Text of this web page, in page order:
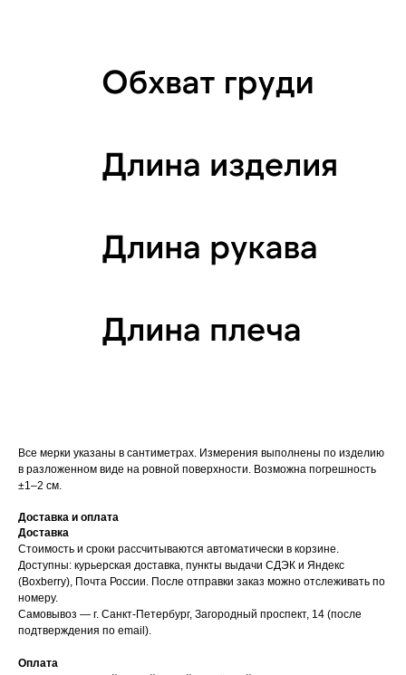
Все мерки указаны в сантиметрах. Измерения выполнены по изделию
в разложенном виде на ровной поверхности. Возможна погрешность
±1–2 см.
Доставка и оплата
Доставка
Стоимость и сроки рассчитываются автоматически в корзине.
Доступны: курьерская доставка, пункты выдачи СДЭК и Яндекс
(Boxberry), Почта России. После отправки заказ можно отслеживать по
номеру.
Самовывоз — г. Санкт-Петербург, Загородный проспект, 14 (после
подтверждения по email).
Оплата